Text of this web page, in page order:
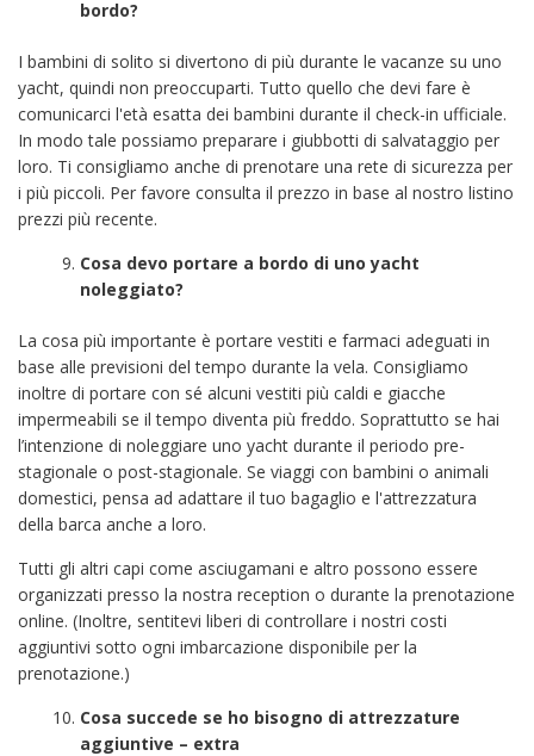
bordo?
I bambini di solito si divertono di più durante le vacanze su uno
yacht, quindi non preoccuparti. Tutto quello che devi fare è
comunicarci l'età esatta dei bambini durante il check-in ufficiale.
In modo tale possiamo preparare i giubbotti di salvataggio per
loro. Ti consigliamo anche di prenotare una rete di sicurezza per
i più piccoli. Per favore consulta il prezzo in base al nostro listino
prezzi più recente.
Cosa devo portare a bordo di uno yacht
noleggiato?
La cosa più importante è portare vestiti e farmaci adeguati in
base alle previsioni del tempo durante la vela. Consigliamo
inoltre di portare con sé alcuni vestiti più caldi e giacche
impermeabili se il tempo diventa più freddo. Soprattutto se hai
l’intenzione di noleggiare uno yacht durante il periodo pre-
stagionale o post-stagionale. Se viaggi con bambini o animali
domestici, pensa ad adattare il tuo bagaglio e l'attrezzatura
della barca anche a loro.
Tutti gli altri capi come asciugamani e altro possono essere
organizzati presso la nostra reception o durante la prenotazione
online. (Inoltre, sentitevi liberi di controllare i nostri costi
aggiuntivi sotto ogni imbarcazione disponibile per la
prenotazione.)
Cosa succede se ho bisogno di attrezzature
aggiuntive – extra